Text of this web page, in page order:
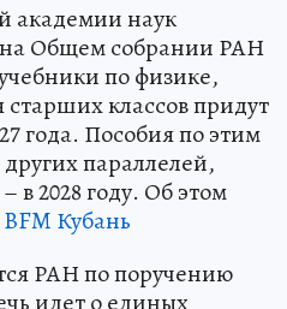
академии наук
Общем собрании РАН
по физике,
классов придут
года. Пособия по этим
параллелей,
в 2028 году. Об этом
BFM Кубань
РАН по поручению
идет о единых